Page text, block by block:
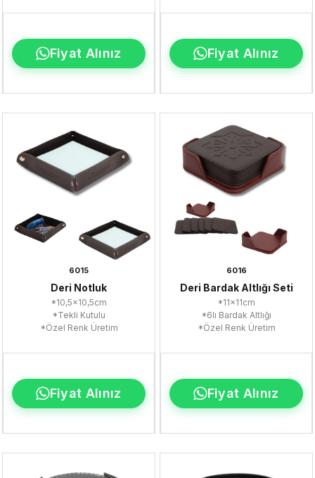
Fiyat Alınız Fiyat Alınız
6015
Deri Notluk
*10,5x10,5cm
*Tekli Kutulu
*Özel Renk Üretim
Fiyat Alınız
6016
Deri Bardak Altlığı Seti
*11x11cm
*6lı Bardak Altlığı
*Özel Renk Üretim
Fiyat Alınız